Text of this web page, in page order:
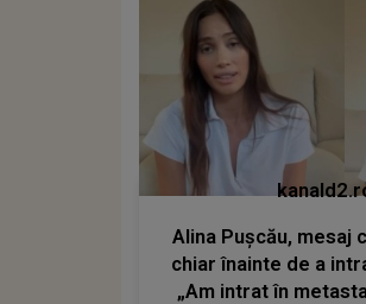
Alina Pușcău, mesaj
chiar înainte de a
„Am intrat în